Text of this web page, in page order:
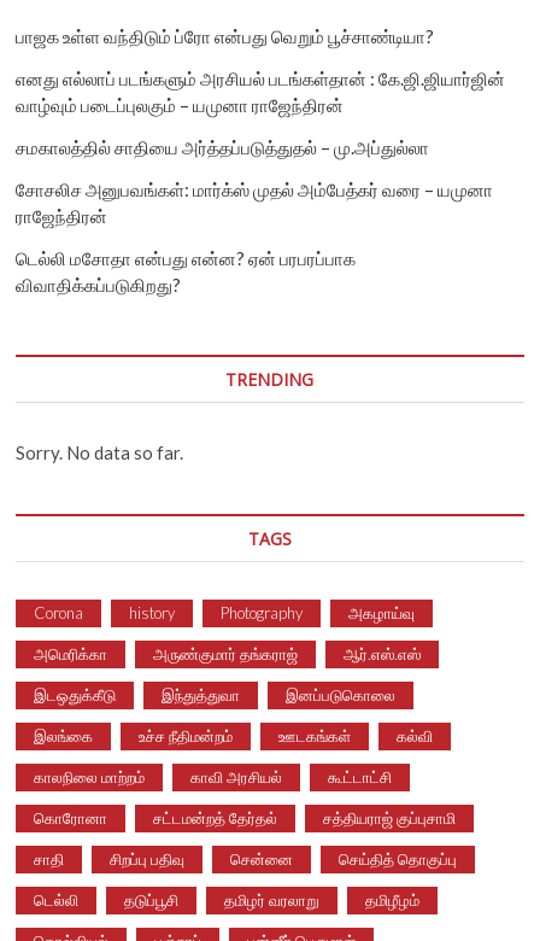
பாஜக உள்ள வந்திடும் ப்ரோ என்பது வெறும் பூச்சாண்டியா?
எனது எல்லாப் படங்களும் அரசியல் படங்கள்தான் : கே.ஜி.ஜியார்ஜின்
வாழ்வும் படைப்புலகும் – யமுனா ராஜேந்திரன்
சமகாலத்தில் சாதியை அர்த்தப்படுத்துதல் – மு.அப்துல்லா
சோசலிச அனுபவங்கள்: மார்க்ஸ் முதல் அம்பேத்கர் வரை – யமுனா
ராஜேந்திரன்
டெல்லி மசோதா என்பது என்ன? ஏன் பரபரப்பாக
விவாதிக்கப்படுகிறது?
TRENDING
Sorry. No data so far.
TAGS
Corona history Photography அகழாய்வு
அமெரிக்கா அருண்குமார் தங்கராஜ் ஆர்.எஸ்.எஸ்
இடஒதுக்கீடு இந்துத்துவா இனப்படுகொலை
இலங்கை உச்ச நீதிமன்றம் ஊடகங்கள் கல்வி
காலநிலை மாற்றம் காவி அரசியல் கூட்டாட்சி
கொரோனா சட்டமன்றத் தேர்தல் சத்தியராஜ் குப்புசாமி
சாதி சிறப்பு பதிவு சென்னை செய்தித் தொகுப்பு
டெல்லி தடுப்பூசி தமிழர் வரலாறு தமிழீழம்